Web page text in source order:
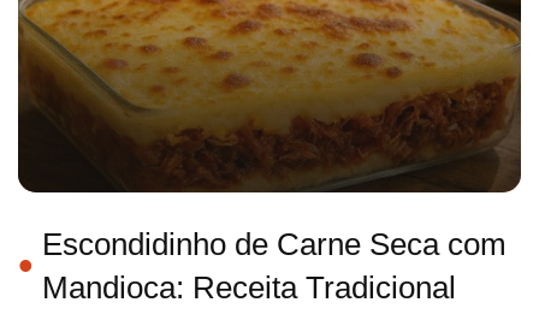
Escondidinho de Carne Seca com
Mandioca: Receita Tradicional